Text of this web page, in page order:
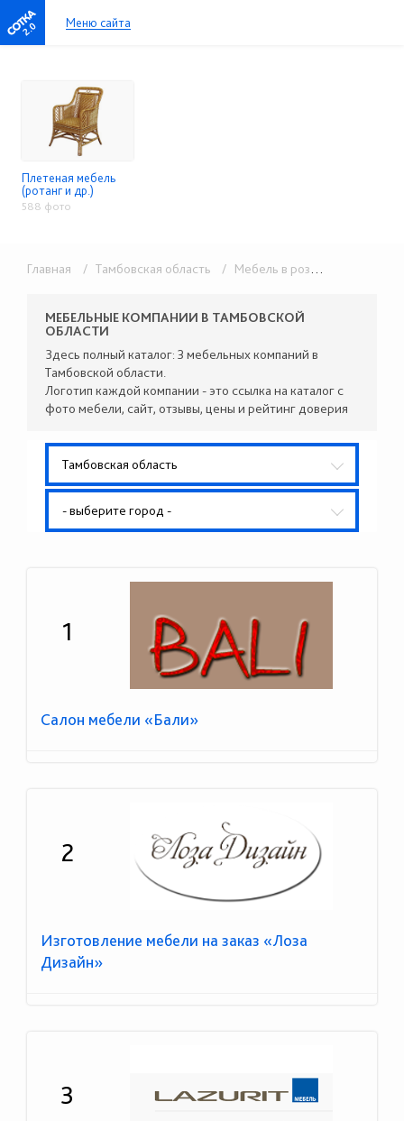
2.0 Меню сайта
Плетеная мебель
(ротанг и др.)
588 фото
Главная / Тамбовская область / Мебель в розницу
МЕБЕЛЬНЫЕ КОМПАНИИ В ТАМБОВСКОЙ
ОБЛАСТИ
Здесь полный каталог: 3 мебельных компаний в
Тамбовской области.
Логотип каждой компании - это ссылка на каталог с
фото мебели, сайт, отзывы, цены и рейтинг доверия
Тамбовская область
- выберите город -
1
Салон мебели «Бали»
2
Изготовление мебели на заказ «Лоза
Дизайн»
3